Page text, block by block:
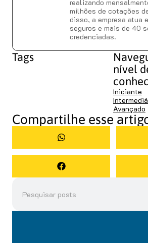
realizando
milhões de cotações
disso, a empresa atua
seguros e mais de 40
credenciadas.
Tags
nível
Iniciante
Avançado
Compartilhe esse